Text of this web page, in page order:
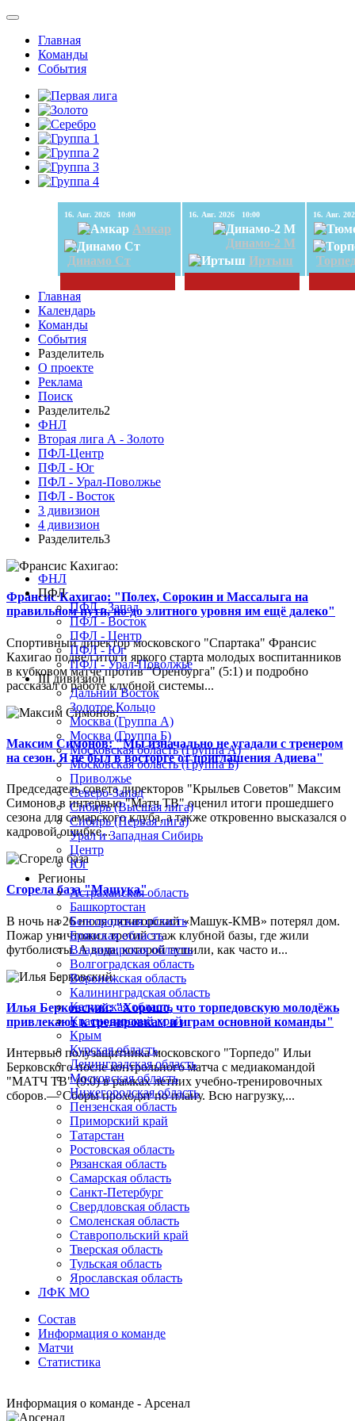
Главная
Команды
События
16. Авг. 2026 10:00
Амкар
Динамо Ст
16. Авг. 2026 10:00
Динамо-2 М
Иртыш
Главная
Календарь
Команды
События
Разделитель
О проекте
Реклама
Поиск
Разделитель2
ФНЛ
Вторая лига А - Золото
ПФЛ-Центр
ПФЛ - Юг
ПФЛ - Урал-Поволжье
ПФЛ - Восток
3 дивизион
4 дивизион
Разделитель3
Франсис Кахигао: "Полех, Сорокин и Массалыга на
правильном пути, но до элитного уровня им ещё далеко"
Спортивный директор московского "Спартака" Франсис
Кахигао подвел итоги яркого старта молодых воспитанников
в кубковом матче против "Оренбурга" (5:1) и подробно
рассказал о работе клубной системы...
Максим Симонов: "Мы изначально не угадали с тренером
на сезон. Я не был в восторге от приглашения Адиева"
Председатель совета директоров "Крыльев Советов" Максим
Симонов в интервью "Матч ТВ" оценил итоги прошедшего
сезона для самарского клуба, а также откровенно высказался о
кадровой ошибке...
Сгорела база "Машука"
В ночь на 26 июля пятигорский «Машук-КМВ» потерял дом.
Пожар уничтожил третий этаж клубной базы, где жили
футболисты. А вода, которой тушили, как часто и...
Илья Берковский: "Хорошо, что торпедовскую молодёжь
привлекают к тренировкам и играм основной команды"
Интервью полузащитника московского "Торпедо" Ильи
Берковского после контрольного матча с медиакомандой
"МАТЧ ТВ" (9:0) в рамках летних учебно-тренировочных
сборов.— Сборы проходят по плану. Всю нагрузку,...
ФНЛ
ПФЛ
ПФЛ - Запад
ПФЛ - Восток
ПФЛ - Центр
ПФЛ - Юг
ПФЛ - Урал-Поволжье
III дивизион
Дальний Восток
Золотое Кольцо
Москва (Группа А)
Москва (Группа Б)
Московская область (Группа А)
Московская область (Группа Б)
Приволжье
Северо-Запад
Сибирь (Высшая лига)
Сибирь (Первая лига)
Урал и Западная Сибирь
Центр
Юг
Регионы
Астраханская область
Башкортостан
Белгородская область
Брянская область
Владимирская область
Волгоградская область
Воронежская область
Калининградская область
Калужская область
Краснодарский край
Крым
Курская область
Ленинградская область
Московская область
Нижегородская область
Пензенская область
Приморский край
Татарстан
Ростовская область
Рязанская область
Самарская область
Санкт-Петербург
Свердловская область
Смоленская область
Ставропольский край
Тверская область
Тульская область
Ярославская область
ЛФК МО
Состав
Информация о команде
Матчи
Статистика
Информация о команде - Арсенал